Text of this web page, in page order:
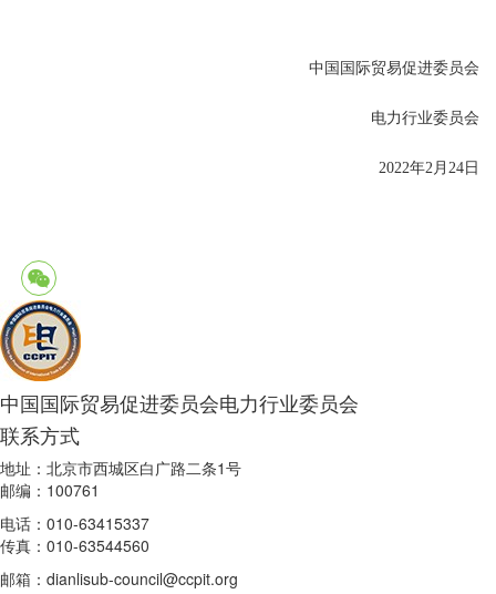
中国国际贸易促进委员会
电力行业委员会
2022年2月24日
中国国际贸易促进委员会电力行业委员会
联系方式
地址：北京市西城区白广路二条1号
邮编：100761
电话：010-63415337
传真：010-63544560
邮箱：dianlisub-council@ccpit.org